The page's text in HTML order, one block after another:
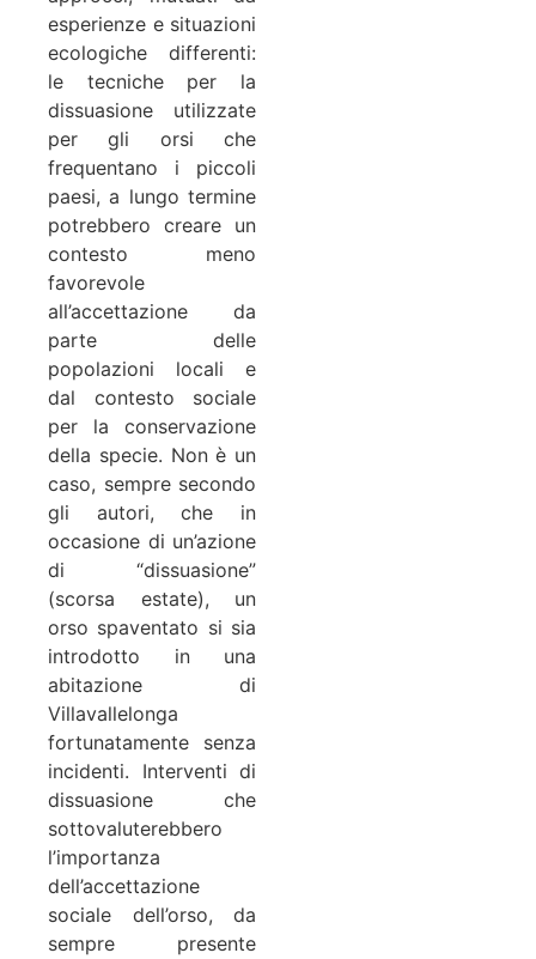
esperienze e situazioni
ecologiche differenti:
le tecniche per la
dissuasione utilizzate
per gli orsi che
frequentano i piccoli
paesi, a lungo termine
potrebbero creare un
contesto meno
favorevole
all’accettazione da
parte delle
popolazioni locali e
dal contesto sociale
per la conservazione
della specie. Non è un
caso, sempre secondo
gli autori, che in
occasione di un’azione
di “dissuasione”
(scorsa estate), un
orso spaventato si sia
introdotto in una
abitazione di
Villavallelonga
fortunatamente senza
incidenti. Interventi di
dissuasione che
sottovaluterebbero
l’importanza
dell’accettazione
sociale dell’orso, da
sempre presente